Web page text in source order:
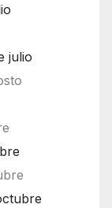
julio